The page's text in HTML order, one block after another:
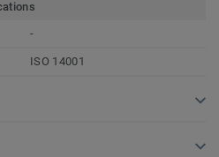
-
ISO 14001